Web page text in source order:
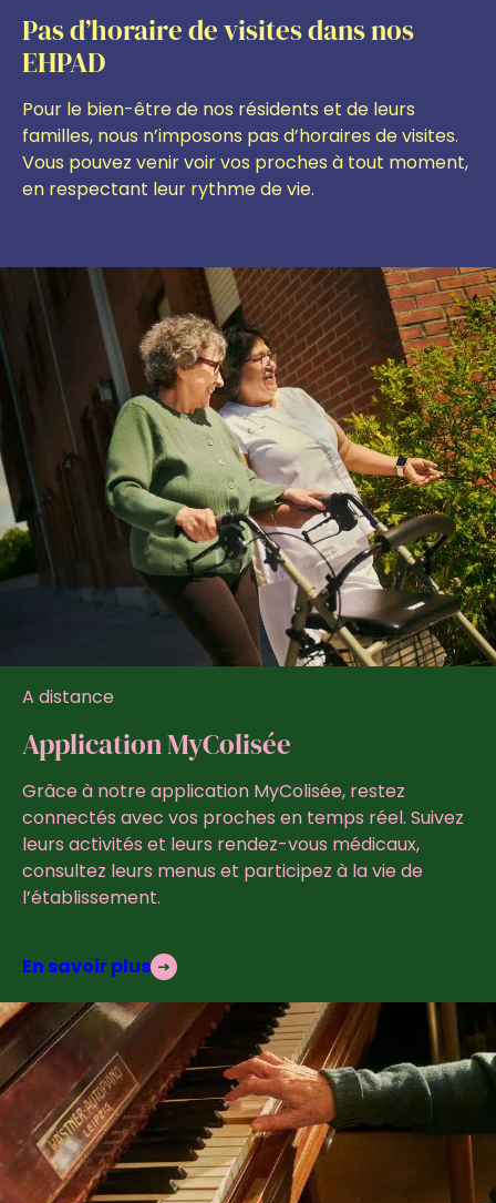
Pas d’horaire de visites dans nos
EHPAD
Pour le bien-être de nos résidents et de leurs
familles, nous n’imposons pas d’horaires de visites.
Vous pouvez venir voir vos proches à tout moment,
en respectant leur rythme de vie.
A distance
Application MyColisée
Grâce à notre application MyColisée, restez
connectés avec vos proches en temps réel. Suivez
leurs activités et leurs rendez-vous médicaux,
consultez leurs menus et participez à la vie de
l’établissement.
En savoir plus